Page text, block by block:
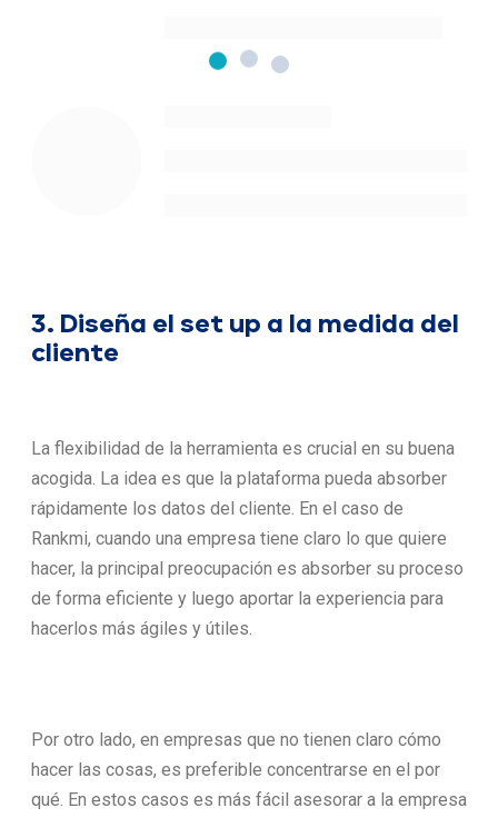
3. Diseña el set up a la medida del
cliente
La flexibilidad de la herramienta es crucial en su buena
acogida. La idea es que la plataforma pueda absorber
rápidamente los datos del cliente. En el caso de
Rankmi, cuando una empresa tiene claro lo que quiere
hacer, la principal preocupación es absorber su proceso
de forma eficiente y luego aportar la experiencia para
hacerlos más ágiles y útiles.
Por otro lado, en empresas que no tienen claro cómo
hacer las cosas, es preferible concentrarse en el por
qué. En estos casos es más fácil asesorar a la empresa